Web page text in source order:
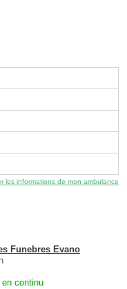
les informations de mon ambulance
Funebres Evano
continu